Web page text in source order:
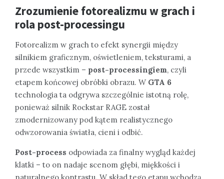
Zrozumienie fotorealizmu w grach i
rola post-processingu
Fotorealizm w grach to efekt synergii między
silnikiem graficznym, oświetleniem, teksturami, a
przede wszystkim – post-processingiem, czyli
etapem końcowej obróbki obrazu. W GTA 6
technologia ta odgrywa szczególnie istotną rolę,
ponieważ silnik Rockstar RAGE został
zmodernizowany pod kątem realistycznego
odwzorowania światła, cieni i odbić.
Post-process odpowiada za finalny wygląd każdej
klatki – to on nadaje scenom głębi, miękkości i
naturalnego kontrastu. W skład tego etapu wchodzą